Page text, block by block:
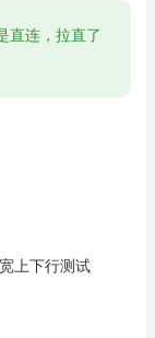
直连，拉直了
上下行测试